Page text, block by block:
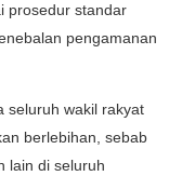
prosedur standar
pengamanan
seluruh wakil rakyat
berlebihan, sebab
lain di seluruh